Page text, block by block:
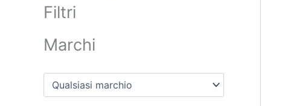
Filtri
Marchi